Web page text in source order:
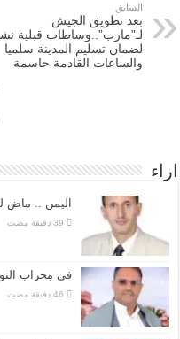
السابق
بعد تطويق الجيش
لـ”مارب”..وساطات قبلية
لضمان تسليم المدينة سلميا
والساعات القادمة حاسمة
اراء
اليمن .. ماض
في مِحراب